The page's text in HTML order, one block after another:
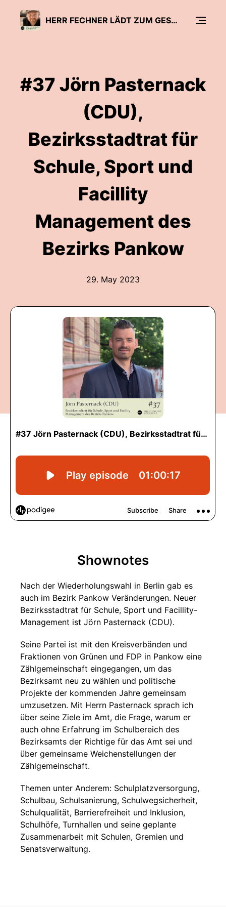
HERR FECHNER LÄDT ZUM GESPRÄCH - DER BILDUNGSPODCAST
#37 Jörn Pasternack
(CDU),
Bezirksstadtrat für
Schule, Sport und
Facillity
Management des
Bezirks Pankow
29. May 2023
Shownotes
Nach der Wiederholungswahl in Berlin gab es
auch im Bezirk Pankow Veränderungen. Neuer
Bezirksstadtrat für Schule, Sport und Facillity-
Management ist Jörn Pasternack (CDU).
Seine Partei ist mit den Kreisverbänden und
Fraktionen von Grünen und FDP in Pankow eine
Zählgemeinschaft eingegangen, um das
Bezirksamt neu zu wählen und politische
Projekte der kommenden Jahre gemeinsam
umzusetzen. Mit Herrn Pasternack sprach ich
über seine Ziele im Amt, die Frage, warum er
auch ohne Erfahrung im Schulbereich des
Bezirksamts der Richtige für das Amt sei und
über gemeinsame Weichenstellungen der
Zählgemeinschaft.
Themen unter Anderem: Schulplatzversorgung,
Schulbau, Schulsanierung, Schulwegsicherheit,
Schulqualität, Barrierefreiheit und Inklusion,
Schulhöfe, Turnhallen und seine geplante
Zusammenarbeit mit Schulen, Gremien und
Senatsverwaltung.